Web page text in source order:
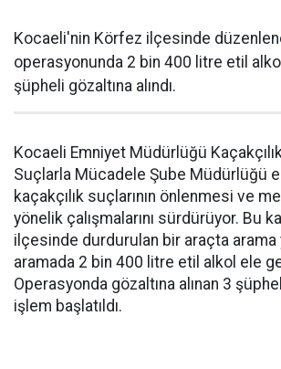
Kocaeli'nin Körfez ilçesinde
operasyonunda 2 bin 400 litre etil
şüpheli gözaltına alındı.
Kocaeli Emniyet Müdürlüğü
Suçlarla Mücadele Şube Müdürlüğü
kaçakçılık suçlarının önlenmesi ve
yönelik çalışmalarını sürdürüyor. Bu
ilçesinde durdurulan bir araçta arama
aramada 2 bin 400 litre etil alkol ele
Operasyonda gözaltına alınan 3
işlem başlatıldı.